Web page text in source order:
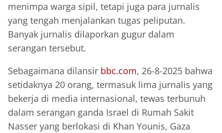
menimpa warga sipil, tetapi juga para jurnalis
yang tengah menjalankan tugas peliputan.
Banyak jurnalis dilaporkan gugur dalam
serangan tersebut.
Sebagaimana dilansir bbc.com, 26-8-2025 bahwa
setidaknya 20 orang, termasuk lima jurnalis yang
bekerja di media internasional, tewas terbunuh
dalam serangan ganda Israel di Rumah Sakit
Nasser yang berlokasi di Khan Younis, Gaza